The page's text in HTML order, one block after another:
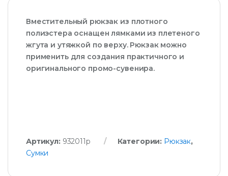
Вместительный рюкзак из плотного
полиэстера оснащен лямками из плетеного
жгута и утяжкой по верху. Рюкзак можно
применить для создания практичного и
оригинального промо-сувенира.
Артикул: 932011p Категории: Рюкзак,
Сумки